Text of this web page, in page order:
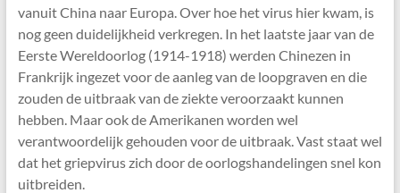
vanuit China naar Europa. Over hoe het virus hier kwam, is
nog geen duidelijkheid verkregen. In het laatste jaar van de
Eerste Wereldoorlog (1914-1918) werden Chinezen in
Frankrijk ingezet voor de aanleg van de loopgraven en die
zouden de uitbraak van de ziekte veroorzaakt kunnen
hebben. Maar ook de Amerikanen worden wel
verantwoordelijk gehouden voor de uitbraak. Vast staat wel
dat het griepvirus zich door de oorlogshandelingen snel kon
uitbreiden.